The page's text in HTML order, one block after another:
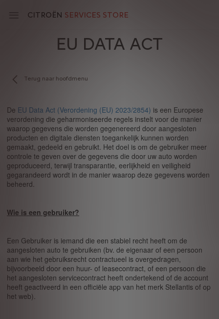
CITROËN SERVICES STORE
EU DATA ACT
Terug naar hoofdmenu
De EU Data Act (Verordening (EU) 2023/2854) is een Europese
verordening die geharmoniseerde regels instelt voor de manier
waarop gegevens die worden gegenereerd door aangesloten
producten en digitale diensten toegankelijk kunnen worden
gemaakt, gedeeld en gebruikt. Het doel is om de gebruiker meer
controle te geven over de gegevens die door uw auto worden
geproduceerd, terwijl transparantie, eerlijkheid en veiligheid
gegarandeerd wordt in de manier waarop deze gegevens worden
beheerd.
Wie is een gebruiker?
Een Gebruiker is iemand die een stabiel recht heeft om de
aangesloten auto te gebruiken (bv. de eigenaar of een persoon
aan wie het gebruiksrecht contractueel is overgedragen,
bijvoorbeeld door een huur- of leasecontract, of een persoon die
het aangesloten servicecontract heeft ondertekend of de account
heeft geactiveerd in een officiële app van het merk Stellantis of op
het web).